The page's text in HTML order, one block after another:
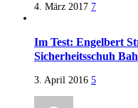
4. März 2017 7
Im Test: Engelbert
Sicherheitsschuh
3. April 2016 5